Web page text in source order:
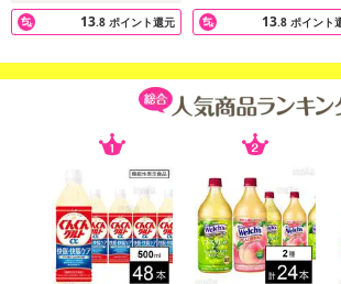
【賞味・消費期限のある商品について】
のでご了承ください。
【キャンセルについて】
※お申込み後のキャンセルはお受けできません。
記載されている内容を必ずご確認いただき、お
にご納得いただきましたうえでお申し込みくだ
※パッケージ変更や商品リニューアル（成分な
参考の掲載画像や画像内のバーコードなど、お
る場合がございます。
13.8 ポイント還元 13.8 ポイント